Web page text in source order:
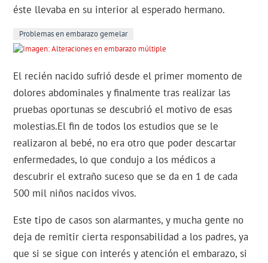
éste llevaba en su interior al esperado hermano.
Problemas en embarazo gemelar
El recién nacido sufrió desde el primer momento de
dolores abdominales y finalmente tras realizar las
pruebas oportunas se descubrió el motivo de esas
molestias.El fin de todos los estudios que se le
realizaron al bebé, no era otro que poder descartar
enfermedades, lo que condujo a los médicos a
descubrir el extraño suceso que se da en 1 de cada
500 mil niños nacidos vivos.
Este tipo de casos son alarmantes, y mucha gente no
deja de remitir cierta responsabilidad a los padres, ya
que si se sigue con interés y atención el embarazo, si